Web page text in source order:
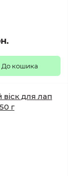
До кошика
віск для лап
г